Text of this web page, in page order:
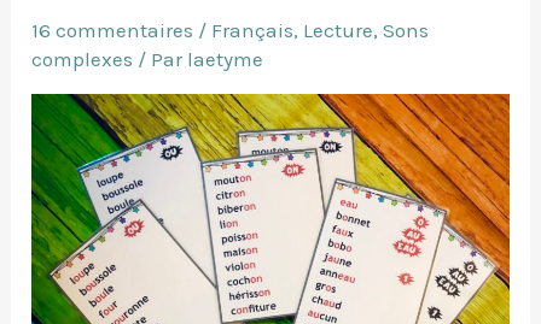
16 commentaires / Français, Lecture,Sons
complexes / Par laetyme